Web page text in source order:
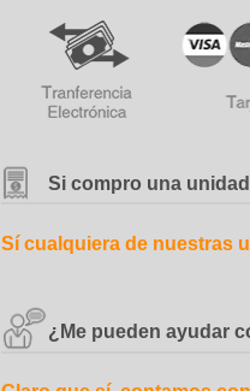
Si compro una
Sí cualquiera de nuestras
¿Me pueden ayudar